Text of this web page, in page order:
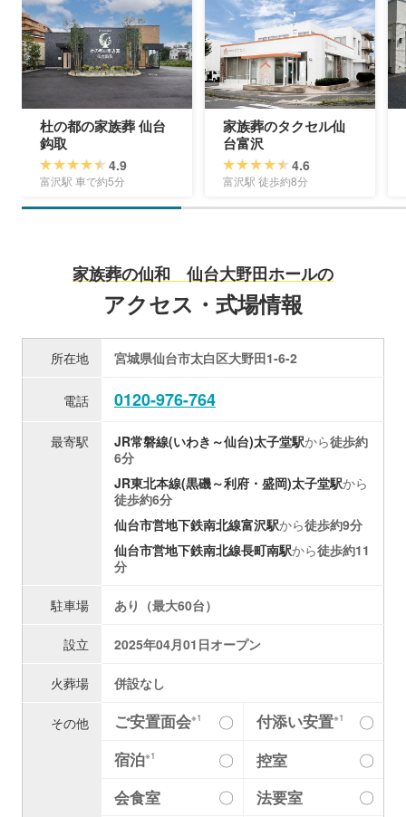
杜の都の家族葬 仙台
鈎取
4.9
富沢駅 車で約5分
家族葬のタクセル仙
台富沢
4.6
富沢駅 徒歩約8分
家族葬の仙和 仙台大野田ホールの
アクセス・式場情報
所在地 宮城県仙台市太白区大野田1-6-2
電話 0120-976-764
最寄駅 JR常磐線(いわき～仙台)太子堂駅から徒歩約
6分
JR東北本線(黒磯～利府・盛岡)太子堂駅から
徒歩約6分
仙台市営地下鉄南北線富沢駅から徒歩約9分
仙台市営地下鉄南北線長町南駅から徒歩約11
分
駐車場 あり（最大60台）
設立 2025年04月01日オープン
火葬場 併設なし
その他 ご安置面会※1 〇 付添い安置※1
〇
宿泊※1 〇 控室
〇
会食室
〇 法要室
〇